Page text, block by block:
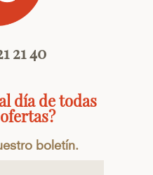
21 40
día de todas
boletín.